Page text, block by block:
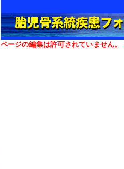
ページの編集は許可されていません。